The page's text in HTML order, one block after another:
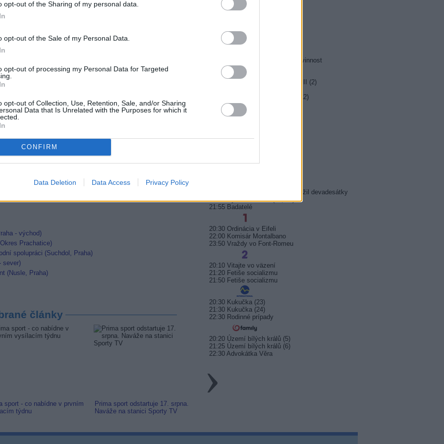
opt-out of the Sharing of my personal data.
opt-out of the Sale of my Personal Data.
opt-out of processing my Personal Data for Targeted
opt-out of Collection, Use, Retention, Sale, and/or Sharing
Data that Is Unrelated with the Purposes for which it
CONFIRM
Data Deletion Data Access Privacy Policy
rozhodnutí k podkladům řízení písemně
oznámení.
Muzika na satelitu
Vystoupí i Karel Gott
polovině tohoto roku
FTA na 13E
- východ)
Prachatice)
spolupráci (Suchdol, Praha)
sever)
(Nusle, Praha)
články
sport - co nabídne v prvním
týdnu
Prima sport odstartuje 17. srpna.
Naváže na stanici Sporty TV
20:10 MOST! (6/8)
20:00 Hrabě Monte Christo (3/8)
21:50 Jesse Stone: Ztracená nevinnost
20:20 Případy mimořádné Marty II (2)
22:35 Kriminálka Las Vegas X (12)
20:15 Den poté
22:35 Pozor, je ozbrojen!
20:05 Josef Klíma: Jak jsem přežil devadesátky
20:55 Cyranův ostrov (21, 22)
21:55 Badatelé
20:30 Ordinácia v Eifeli
22:00 Komisár Montalbano
23:50 Vraždy vo Font-Romeu
20:10 Vitajte vo väzení
21:20 Fetiše socializmu
21:50 Fetiše socializmu
20:30 Kukučka (23)
21:30 Kukučka (24)
22:30 Rodinné prípady
20:20 Území bílých králů (5)
21:25 Území bílých králů (6)
22:30 Advokátka Věra